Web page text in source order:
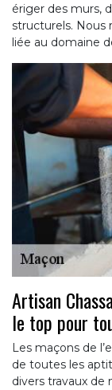
ériger des murs,
structurels. Nous
liée au domaine
Artisan
le top pour
Les maçons de
de toutes les
divers travaux de